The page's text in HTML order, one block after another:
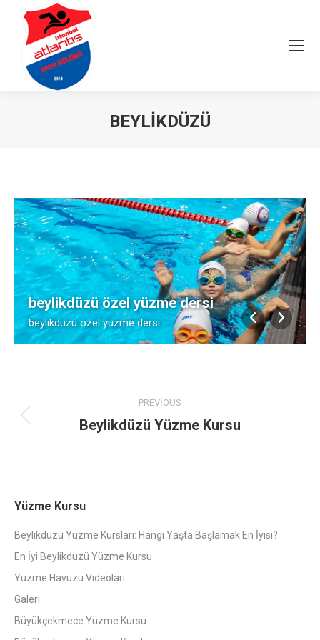
BEYLIKDÜZÜ
beylikdüzü özel yüzme dersi
beylikdüzü özel yüzme dersi
navigation
PREVIOUS
Previous
Beylikdüzü Yüzme Kursu
Yüzme Kursu
Beylikdüzü Yüzme Kursları: Hangi Yaşta Başlamak En İyisi?
En İyi Beylikdüzü Yüzme Kursu
Yüzme Havuzu Videoları
Galeri
Büyükçekmece Yüzme Kursu